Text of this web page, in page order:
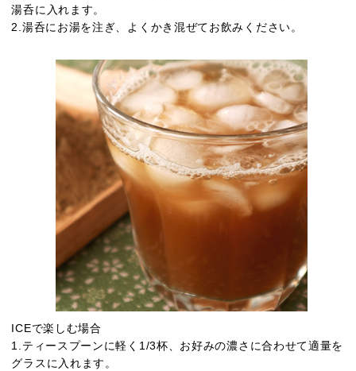
湯呑に入れます。
2.湯呑にお湯を注ぎ、よくかき混ぜてお飲みください。
ICEで楽しむ場合
1.ティースプーンに軽く1/3杯、お好みの濃さに合わせて適量を
グラスに入れます。